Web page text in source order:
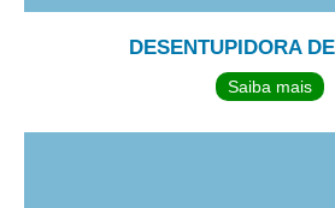
DESENTUPIDORA
Saiba mais